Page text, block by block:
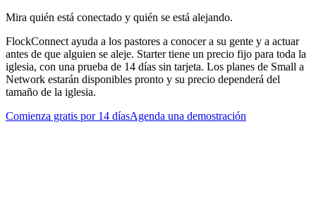
Mira quién está conectado y quién se está alejando.
FlockConnect ayuda a los pastores a conocer a su gente y a actuar
antes de que alguien se aleje. Starter tiene un precio fijo para toda la
iglesia, con una prueba de 14 días sin tarjeta. Los planes de Small a
Network estarán disponibles pronto y su precio dependerá del
tamaño de la iglesia.
Comienza gratis por 14 díasAgenda una demostración